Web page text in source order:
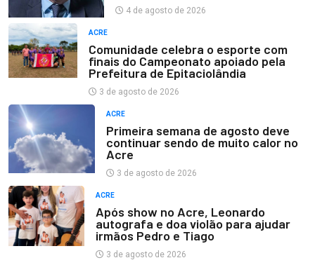
4 de agosto de 2026
ACRE
Comunidade celebra o esporte com
finais do Campeonato apoiado pela
Prefeitura de Epitaciolândia
3 de agosto de 2026
ACRE
Primeira semana de agosto deve
continuar sendo de muito calor no
Acre
3 de agosto de 2026
ACRE
Após show no Acre, Leonardo
autografa e doa violão para ajudar
irmãos Pedro e Tiago
3 de agosto de 2026